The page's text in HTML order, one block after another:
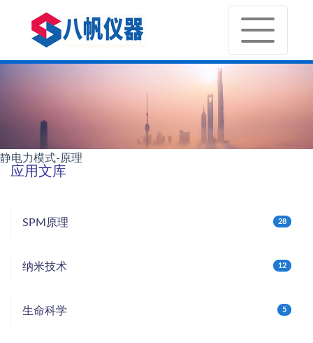
静电力模式-原理
应用文库
SPM原理 28
纳米技术 12
生命科学 5